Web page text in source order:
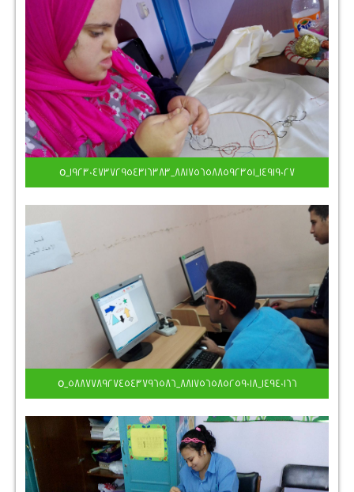
14919027_881756588592351_1923047372954316383_o
14940166_881756585259018_5887789274543796586_o